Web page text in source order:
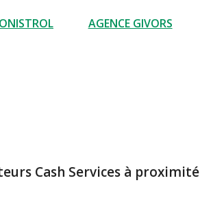
AGENCE GIVORS
Cash Services à proximité